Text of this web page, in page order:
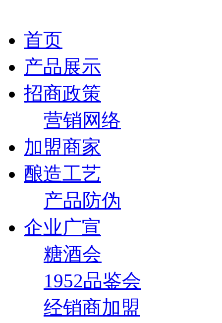
首页
产品展示
招商政策
营销网络
加盟商家
酿造工艺
产品防伪
企业广宣
糖酒会
1952品鉴会
经销商加盟